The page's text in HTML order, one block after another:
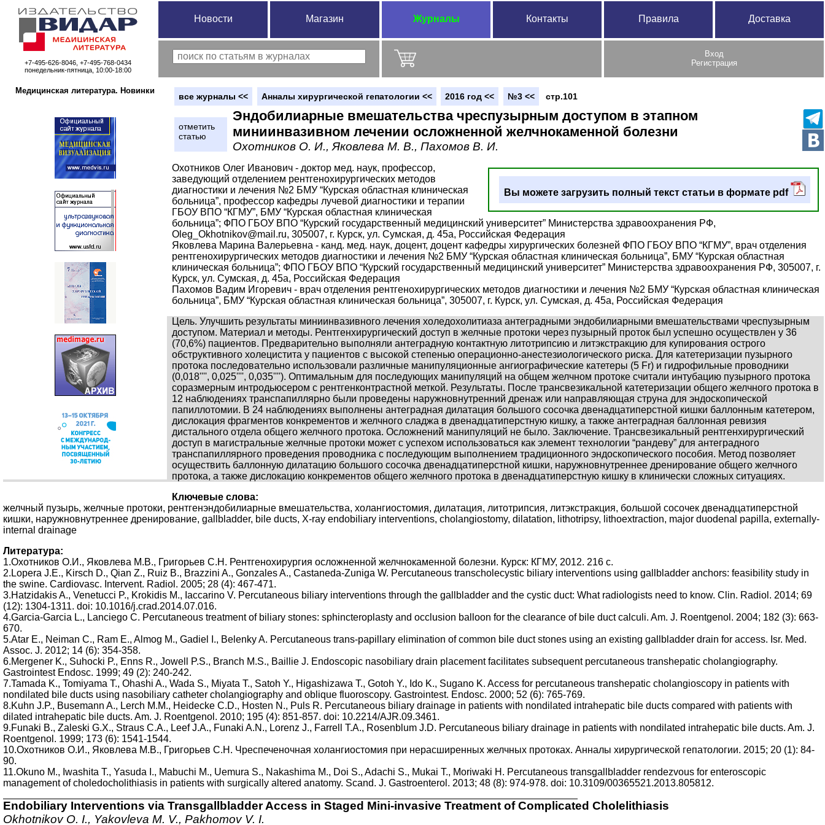
+7-495-626-8046, +7-495-768-0434
понедельник-пятница, 10:00-18:00
Новости Магазин Журналы Контакты Правила Доставка
Вход
Регистрация
Медицинская литература. Новинки
вce журналы << Анналы хирургической гепатологии << 2016 год << №3 << стр.101
отметить
статью
Эндобилиарные вмешательства чреспузырным доступом в этапном
миниинвазивном лечении осложненной желчнокаменной болезни
Охотников О. И., Яковлева М. В., Пахомов В. И.
Вы можете загрузить полный текст статьи в формате pdf
Охотников Олег Иванович - доктор мед. наук, профессор,
заведующий отделением рентгенохирургических методов
диагностики и лечения №2 БМУ “Курская областная клиническая
больница”, профессор кафедры лучевой диагностики и терапии
ГБОУ ВПО “КГМУ”, БМУ “Курская областная клиническая
больница”; ФПО ГБОУ ВПО “Курский государственный медицинский университет” Министерства здравоохранения РФ,
Oleg_Okhotnikov@mail.ru, 305007, г. Курск, ул. Сумская, д. 45a, Российская Федерация
Яковлева Марина Валерьевна - канд. мед. наук, доцент, доцент кафедры хирургических болезней ФПО ГБОУ ВПО “КГМУ”, врач отделения
рентгенохирургических методов диагностики и лечения №2 БМУ “Курская областная клиническая больница”, БМУ “Курская областная
клиническая больница”; ФПО ГБОУ ВПО “Курский государственный медицинский университет” Министерства здравоохранения РФ, 305007, г.
Курск, ул. Сумская, д. 45a, Российская Федерация
Пахомов Вадим Игоревич - врач отделения рентгенохирургических методов диагностики и лечения №2 БМУ “Курская областная клиническая
больница”, БМУ “Курская областная клиническая больница”, 305007, г. Курск, ул. Сумская, д. 45a, Российская Федерация
Цель. Улучшить результаты миниинвазивного лечения холедохолитиаза антеградными эндобилиарными вмешательствами чреспузырным
доступом. Материал и методы. Рентгенхирургический доступ в желчные протоки через пузырный проток был успешно осуществлен у 36
(70,6%) пациентов. Предварительно выполняли антеградную контактную литотрипсию и литэкстракцию для купирования острого
обструктивного холецистита у пациентов с высокой степенью операционно-анестезиологического риска. Для катетеризации пузырного
протока последовательно использовали различные манипуляционные ангиографические катетеры (5 Fr) и гидрофильные проводники
(0,018'''', 0,025'''', 0,035''''). Оптимальным для последующих манипуляций на общем желчном протоке считали интубацию пузырного протока
соразмерным интродьюсером с рентгенконтрастной меткой. Результаты. После трансвезикальной катетеризации общего желчного протока в
12 наблюдениях транспапиллярно были проведены наружновнутренний дренаж или направляющая струна для эндоскопической
папиллотомии. В 24 наблюдениях выполнены антеградная дилатация большого сосочка двенадцатиперстной кишки баллонным катетером,
дислокация фрагментов конкрементов и желчного сладжа в двенадцатиперстную кишку, а также антеградная баллонная ревизия
дистального отдела общего желчного протока. Осложнений манипуляций не было. Заключение. Трансвезикальный рентгенхирургический
доступ в магистральные желчные протоки может с успехом использоваться как элемент технологии “рандеву” для антеградного
транспапиллярного проведения проводника с последующим выполнением традиционного эндоскопического пособия. Метод позволяет
осуществить баллонную дилатацию большого сосочка двенадцатиперстной кишки, наружновнутреннее дренирование общего желчного
протока, а также дислокацию конкрементов общего желчного протока в двенадцатиперстную кишку в клинически сложных ситуациях.
Ключевые слова:
желчный пузырь, желчные протоки, рентгенэндобилиарные вмешательства, холангиостомия, дилатация, литотрипсия, литэкстракция, большой сосочек двенадцатиперстной
кишки, наружновнутреннее дренирование, gallbladder, bile ducts, X-ray endobiliary interventions, cholangiostomy, dilatation, lithotripsy, lithoextraction, major duodenal papilla, externally-
internal drainage
Литература:
1.Охотников О.И., Яковлева М.В., Григорьев С.Н. Рентгенохирургия осложненной желчнокаменной болезни. Курск: КГМУ, 2012. 216 c.
2.Lopera J.E., Kirsch D., Qian Z., Ruiz B., Brazzini A., Gonzales A., Castaneda-Zuniga W. Percutaneous transcholecystic biliary interventions using gallbladder anchors: feasibility study in
the swine. Cardiovasc. Intervent. Radiol. 2005; 28 (4): 467-471.
3.Hatzidakis A., Venetucci P., Krokidis M., Iaccarino V. Percutaneous biliary interventions through the gallbladder and the cystic duct: What radiologists need to know. Clin. Radiol. 2014; 69
(12): 1304-1311. doi: 10.1016/j.crad.2014.07.016.
4.Garcia-Garcia L., Lanciego C. Percutaneous treatment of biliary stones: sphincteroplasty and occlusion balloon for the clearance of bile duct calculi. Am. J. Roentgenol. 2004; 182 (3): 663-
670.
5.Atar E., Neiman C., Ram E., Almog M., Gadiel I., Belenky A. Percutaneous trans-papillary elimination of common bile duct stones using an existing gallbladder drain for access. Isr. Med.
Assoc. J. 2012; 14 (6): 354-358.
6.Mergener K., Suhocki P., Enns R., Jowell P.S., Branch M.S., Baillie J. Endoscopic nasobiliary drain placement facilitates subsequent percutaneous transhepatic cholangiography.
Gastrointest Endosc. 1999; 49 (2): 240-242.
7.Tamada K., Tomiyama T., Ohashi A., Wada S., Miyata T., Satoh Y., Higashizawa T., Gotoh Y., Ido K., Sugano K. Access for percutaneous transhepatic cholangioscopy in patients with
nondilated bile ducts using nasobiliary catheter cholangiography and oblique fluoroscopy. Gastrointest. Endosc. 2000; 52 (6): 765-769.
8.Kuhn J.P., Busemann A., Lerch M.M., Heidecke C.D., Hosten N., Puls R. Percutaneous biliary drainage in patients with nondilated intrahepatic bile ducts compared with patients with
dilated intrahepatic bile ducts. Am. J. Roentgenol. 2010; 195 (4): 851-857. doi: 10.2214/AJR.09.3461.
9.Funaki B., Zaleski G.X., Straus C.A., Leef J.A., Funaki A.N., Lorenz J., Farrell T.A., Rosenblum J.D. Percutaneous biliary drainage in patients with nondilated intrahepatic bile ducts. Am. J.
Roentgenol. 1999; 173 (6): 1541-1544.
10.Охотников О.И., Яковлева М.В., Григорьев С.Н. Чреспеченочная холангиостомия при нерасширенных желчных протоках. Анналы хирургической гепатологии. 2015; 20 (1): 84-
90.
11.Okuno M., Iwashita T., Yasuda I., Mabuchi M., Uemura S., Nakashima M., Doi S., Adachi S., Mukai T., Moriwaki H. Percutaneous transgallbladder rendezvous for enteroscopic
management of choledocholithiasis in patients with surgically altered anatomy. Scand. J. Gastroenterol. 2013; 48 (8): 974-978. doi: 10.3109/00365521.2013.805812.
Endobiliary Interventions via Transgallbladder Access in Staged Mini-invasive Treatment of Complicated Cholelithiasis
Okhotnikov O. I., Yakovleva M. V., Pakhomov V. I.